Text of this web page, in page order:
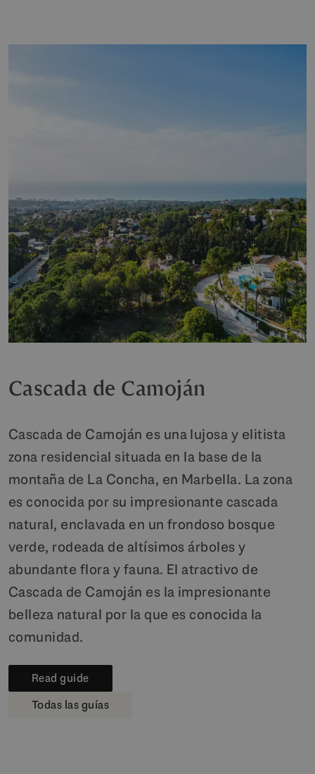
Cascada de Camoján
Cascada de Camoján es una lujosa y elitista
zona residencial situada en la base de la
montaña de La Concha, en Marbella. La zona
es conocida por su impresionante cascada
natural, enclavada en un frondoso bosque
verde, rodeada de altísimos árboles y
abundante flora y fauna. El atractivo de
Cascada de Camoján es la impresionante
belleza natural por la que es conocida la
comunidad.
Read guide
Todas las guías